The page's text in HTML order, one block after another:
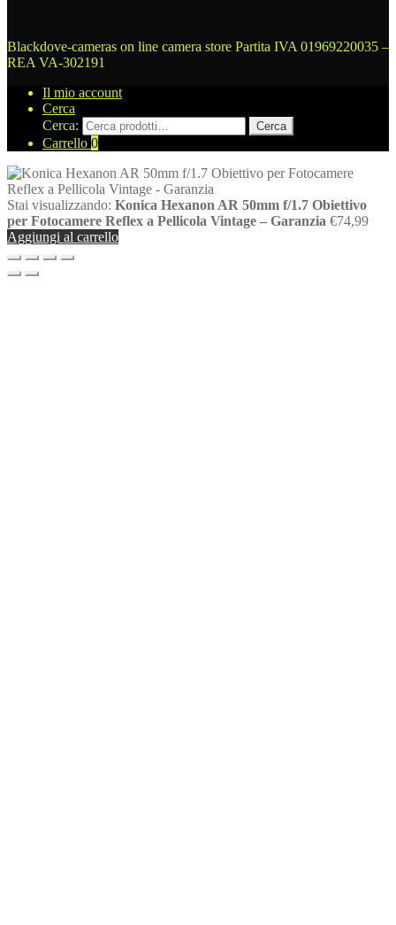
Blackdove-cameras on line camera store Partita IVA 01969220035 –
REA VA-302191
Il mio account
Cerca
Cerca:
Cerca
Carrello 0
Stai visualizzando: Konica Hexanon AR 50mm f/1.7 Obiettivo
per Fotocamere Reflex a Pellicola Vintage – Garanzia €74,99
Aggiungi al carrello